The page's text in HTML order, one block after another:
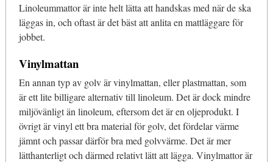
Linoleummattor är inte helt lätta att handskas med när de ska
läggas in, och oftast är det bäst att anlita en mattläggare för
jobbet.
Vinylmattan
En annan typ av golv är vinylmattan, eller plastmattan, som
är ett lite billigare alternativ till linoleum. Det är dock mindre
miljövänligt än linoleum, eftersom det är en oljeprodukt. I
övrigt är vinyl ett bra material för golv, det fördelar värme
jämnt och passar därför bra med golvvärme. Det är mer
lätthanterligt och därmed relativt lätt att lägga. Vinylmattor är